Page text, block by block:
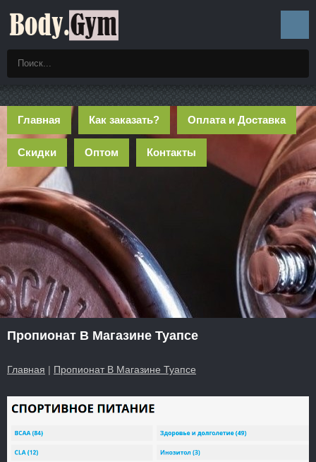
Главная Как заказать? Оплата и Доставка
Скидки Оптом Контакты
Пропионат В Магазине Туапсе
Главная | Пропионат В Магазине Туапсе